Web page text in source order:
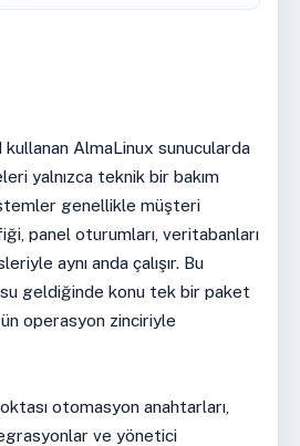
AlmaLinux sunucularda
yalnızca teknik bir bakım
genellikle müşteri
panel oturumları, veritabanları
aynı anda çalışır. Bu
geldiğinde konu tek bir paket
operasyon zinciriyle
otomasyon anahtarları,
ve yönetici